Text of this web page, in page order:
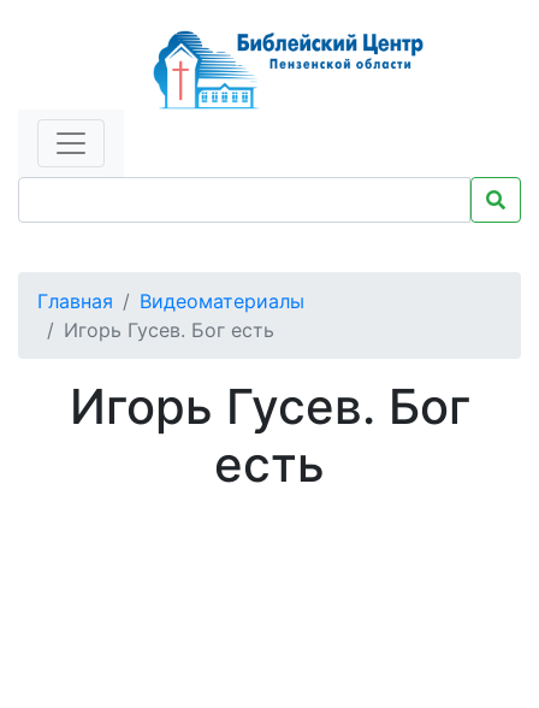
Главная
Видеоматериалы
Игорь Гусев. Бог есть
Игорь Гусев. Бог
есть